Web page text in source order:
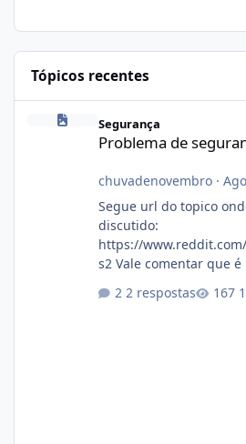
Tópicos recentes
Problema de segurança no csf
Segurança
Problema de
chuvadenovembro·
Segue url do topico
discutido:
https://
s2 Vale comentar que
2 respostas